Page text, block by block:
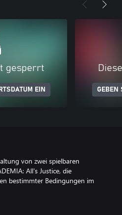
gesperrt
EIN GEBEN
von zwei spielbaren
All's Justice, die
bestimmter Bedingungen im